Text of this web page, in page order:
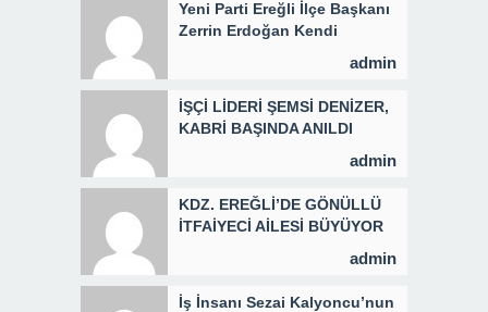
Yeni Parti Ereğli İlçe Başkanı
Zerrin Erdoğan Kendi
admin
İŞÇİ LİDERİ ŞEMSİ DENİZER,
KABRİ BAŞINDA ANILDI
admin
KDZ. EREĞLİ’DE GÖNÜLLÜ
İTFAİYECİ AİLESİ BÜYÜYOR
admin
İş İnsanı Sezai Kalyoncu’nun